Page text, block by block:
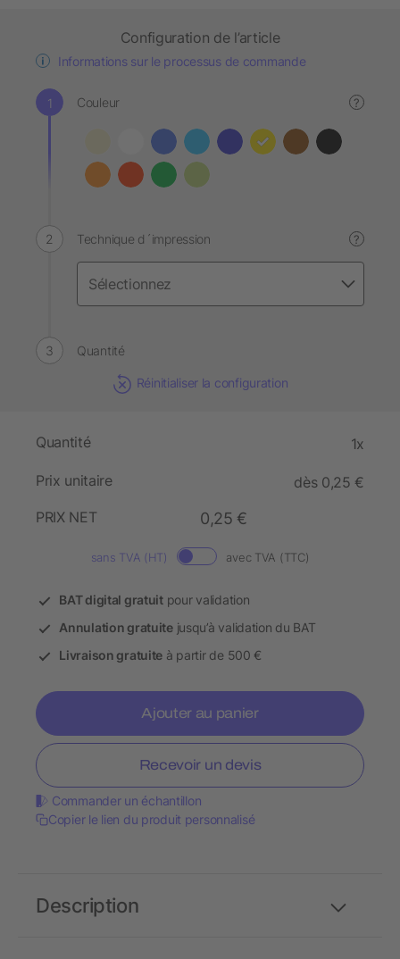
Configuration de l’article
Informations sur le processus de commande
Couleur ?
Technique d´impression ?
Quantité
Réinitialiser la configuration
Quantité 1x
Prix unitaire
dès 0,25 €
PRIX NET
0,25 €
sans TVA (HT) avec TVA (TTC)
BAT digital gratuitpour validation
Annulation gratuitejusqu’à validation du BAT
Livraison gratuite à partir de 500 €
Ajouter au panier
Recevoir un devis
Commander un échantillon
Copier le lien du produit personnalisé
Description